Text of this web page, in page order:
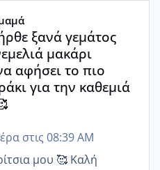
γέλια και ανεμελιά
ξανά γεμάτος
μακάρι
αφήσει το πιο
για την καθεμιά
στις 08:39 AM
μου 🥰 Καλή